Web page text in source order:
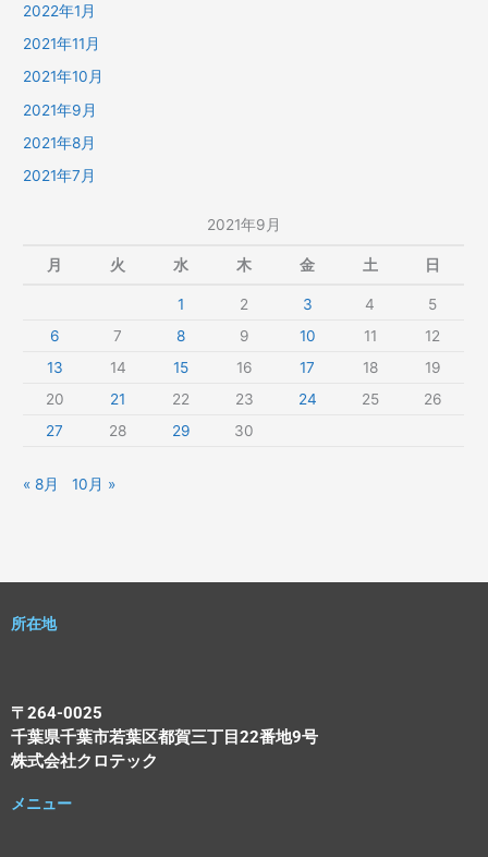
2022年1月
2021年11月
2021年10月
2021年9月
2021年8月
2021年7月
2021年9月
月 火 水 木 金 土 日
1 2 3 4
5
6
7 8 9 10 11
12
13
14 15 16 17 18
19
20
21 22 23 24 25
26
27
28 29 30
« 8月 10月 »
所在地
〒264-0025
千葉県千葉市若葉区都賀三丁目22番地9号
株式会社クロテック
メニュー